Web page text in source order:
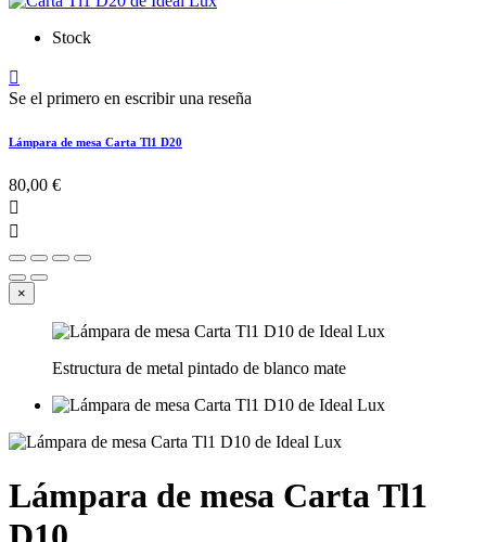
Stock

Se el primero en escribir una reseña
Lámpara de mesa Carta Tl1 D20
80,00 €


×
Estructura de metal pintado de blanco mate
Lámpara de mesa Carta Tl1